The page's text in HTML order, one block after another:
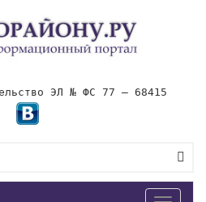
ЭЛ № ФС 77 – 68415